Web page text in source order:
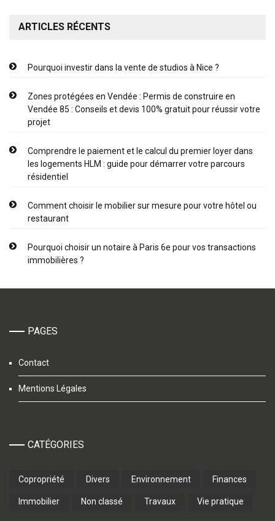
ARTICLES RÉCENTS
Pourquoi investir dans la vente de studios à Nice ?
Zones protégées en Vendée : Permis de construire en
Vendée 85 : Conseils et devis 100% gratuit pour réussir votre
projet
Comprendre le paiement et le calcul du premier loyer dans
les logements HLM : guide pour démarrer votre parcours
résidentiel
Comment choisir le mobilier sur mesure pour votre hôtel ou
restaurant
Pourquoi choisir un notaire à Paris 6e pour vos transactions
immobilières ?
PAGES
Contact
Mentions Légales
CATÉGORIES
Copropriété Divers Environnement Finances
Immobilier Non classé Travaux Vie pratique